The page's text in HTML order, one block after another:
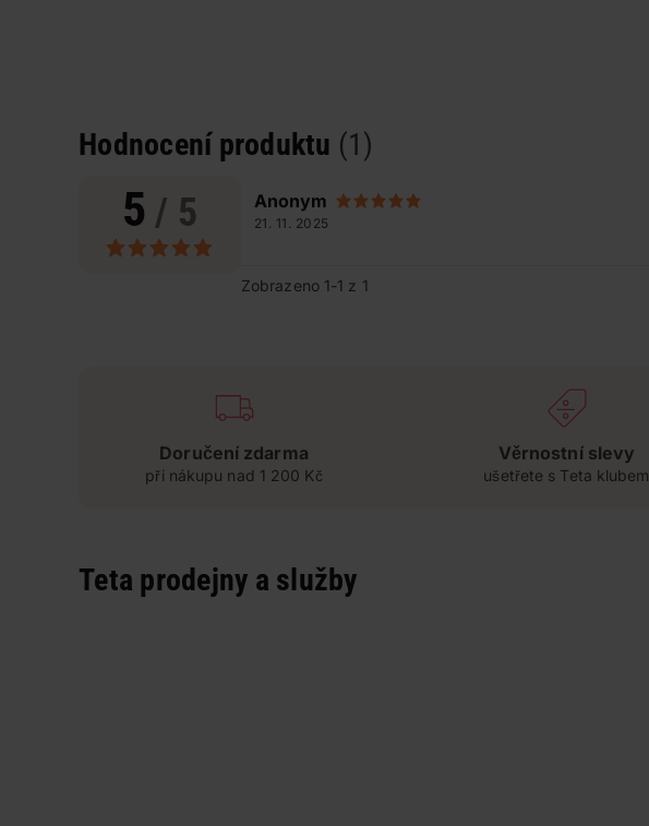
Hodnocení produktu (1)
5 / 5 Anonym
21. 11. 2025
Zobrazeno 1-1 z 1
Doručení zdarma
při nákupu nad 1 200 Kč
Věrnostní slevy
ušetřete s Teta klubem
Teta prodejny a služby